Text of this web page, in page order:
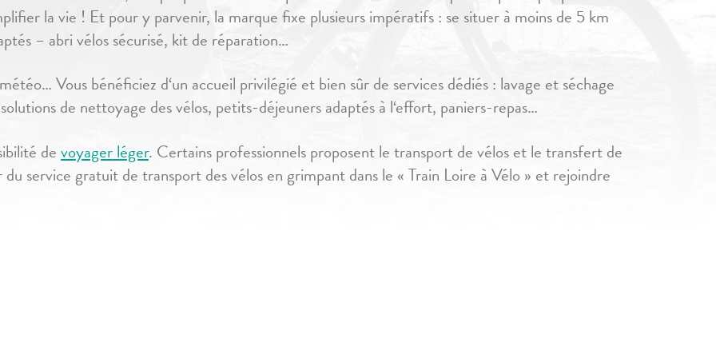
la vie ! Et pour y parvenir, la marque fixe plusieurs impératifs : se situer à moins de 5 km
– abri vélos sécurisé, kit de réparation…
Vous bénéficiez d‘un accueil privilégié et bien sûr de services dédiés : lavage et séchage
de nettoyage des vélos, petits-déjeuners adaptés à l‘effort, paniers-repas…
devoyager léger. Certains professionnels proposent le transport de vélos et le transfert de
service gratuit de transport des vélos en grimpant dans le « Train Loire à Vélo » et rejoindre